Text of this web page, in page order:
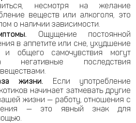
несмотря на желание
веществ или алкоголя, это
о наличии зависимости.
Ощущение постоянной
в аппетите или сне, ухудшение
и общего самочувствия могут
негативные последствия
жизни. Если употребление
начинает затмевать другие
жизни — работу, отношения с
— это явный знак для